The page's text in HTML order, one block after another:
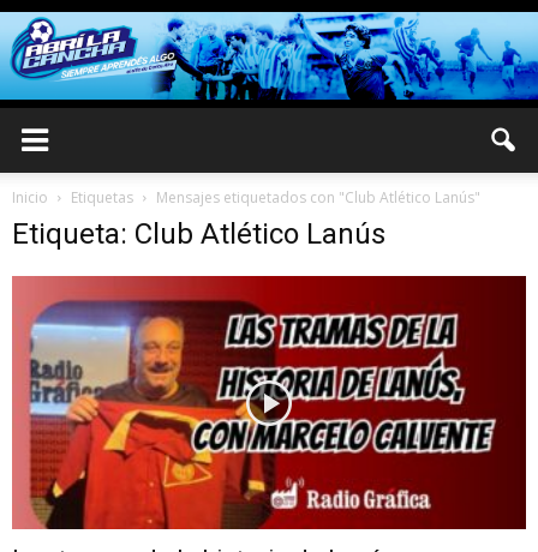
Inicio Etiquetas Mensajes etiquetados con "Club Atlético Lanús"
Etiqueta: Club Atlético Lanús